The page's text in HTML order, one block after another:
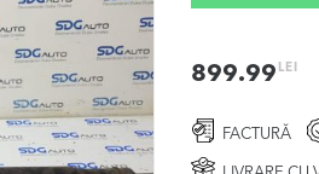
899.99 LEI
FACTURĂ